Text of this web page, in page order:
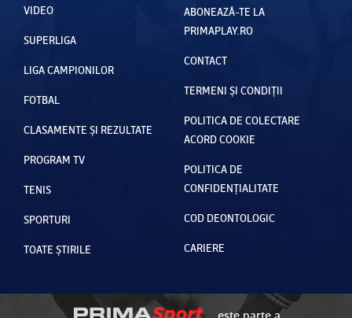
VIDEO
SUPERLIGA
LIGA CAMPIONILOR
FOTBAL
CLASAMENTE ȘI REZULTATE
PROGRAM TV
TENIS
SPORTURI
TOATE ȘTIRILE
ABONEAZĂ-TE LA
PRIMAPLAY.RO
CONTACT
TERMENI ȘI CONDIȚII
POLITICA DE COLECTARE
ACORD COOKIE
POLITICA DE
CONFIDENȚIALITATE
COD DEONTOLOGIC
CARIERE